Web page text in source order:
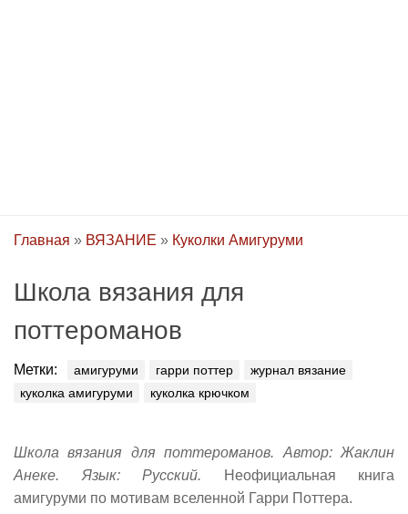
Главная » ВЯЗАНИЕ » Куколки Амигуруми
Школа вязания для
поттероманов
Метки: амигуруми гарри поттер
журнал вязание
куколка амигуруми
куколка крючком
Школа вязания для поттероманов. Автор: Жаклин
Анеке. Язык: Русский. Неофициальная книга
амигуруми по мотивам вселенной Гарри Поттера.